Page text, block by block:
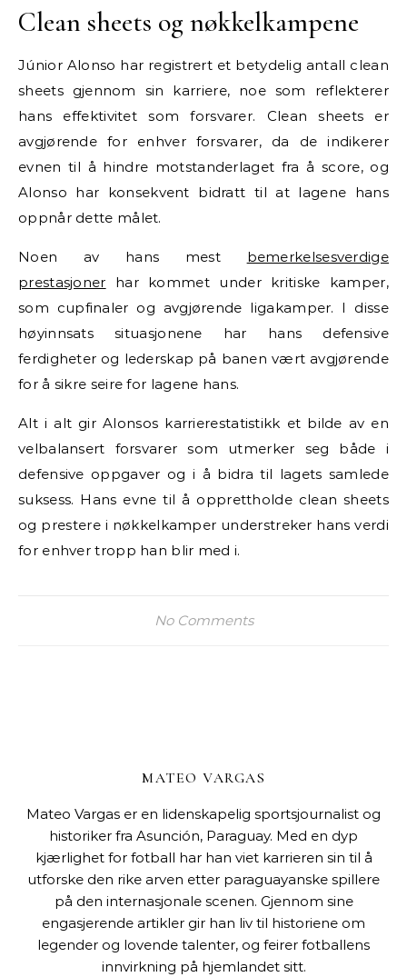
Clean sheets og nøkkelkampene
Júnior Alonso har registrert et betydelig antall clean
sheets gjennom sin karriere, noe som reflekterer
hans effektivitet som forsvarer. Clean sheets er
avgjørende for enhver forsvarer, da de indikerer
evnen til å hindre motstanderlaget fra å score, og
Alonso har konsekvent bidratt til at lagene hans
oppnår dette målet.
Noen av hans mest bemerkelsesverdige
prestasjoner har kommet under kritiske kamper,
som cupfinaler og avgjørende ligakamper. I disse
høyinnsats situasjonene har hans defensive
ferdigheter og lederskap på banen vært avgjørende
for å sikre seire for lagene hans.
Alt i alt gir Alonsos karrierestatistikk et bilde av en
velbalansert forsvarer som utmerker seg både i
defensive oppgaver og i å bidra til lagets samlede
suksess. Hans evne til å opprettholde clean sheets
og prestere i nøkkelkamper understreker hans verdi
for enhver tropp han blir med i.
No Comments
MATEO VARGAS
Mateo Vargas er en lidenskapelig sportsjournalist og
historiker fra Asunción, Paraguay. Med en dyp
kjærlighet for fotball har han viet karrieren sin til å
utforske den rike arven etter paraguayanske spillere
på den internasjonale scenen. Gjennom sine
engasjerende artikler gir han liv til historiene om
legender og lovende talenter, og feirer fotballens
innvirkning på hjemlandet sitt.